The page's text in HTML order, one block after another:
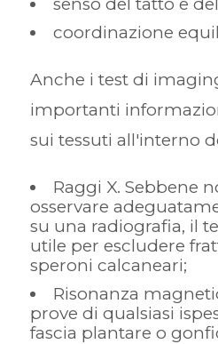
coordinazione
Anche i test di
importanti
sui tessuti all'interno
Raggi X. Sebbene
osservare
su una radiografia, il
utile per escludere
speroni calcaneari;
Risonanza
prove di qualsiasi
fascia plantare o